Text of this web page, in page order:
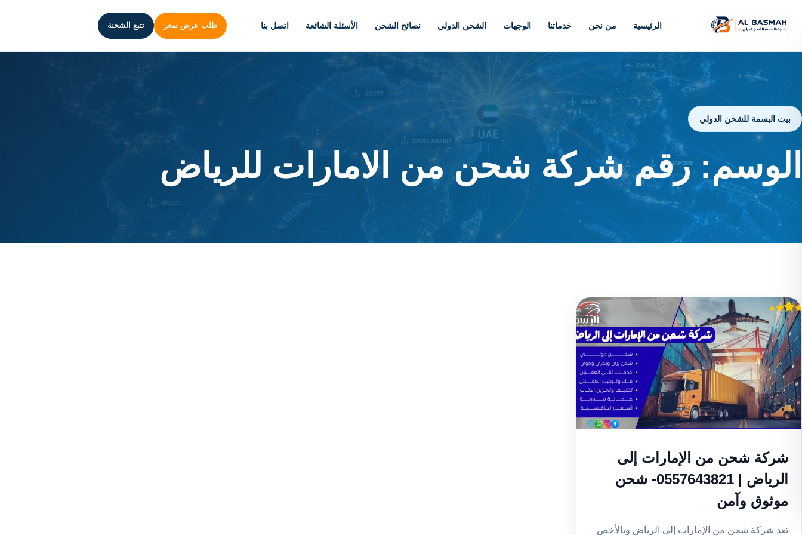
الرئيسية من نحن خدماتنا الوجهات الشحن الدولي نصائح الشحن الأسئلة الشائعة اتصل بنا طلب عرض سعر تتبع الشحنة
بيت البسمة للشحن الدولي
الوسم:رقم شركة شحن من الامارات للرياض
شركة شحن من الإمارات إلى
الرياض | 0557643821- شحن
موثوق وآمن
تعد شركة شحن من الإمارات إلى الرياض وبالأخص